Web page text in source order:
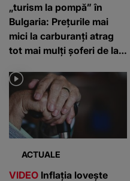
„turism la pompă” în
Bulgaria: Prețurile mai
mici la carburanți atrag
tot mai mulți șoferi de la
ACTUALE
VIDEO Inflația lovește